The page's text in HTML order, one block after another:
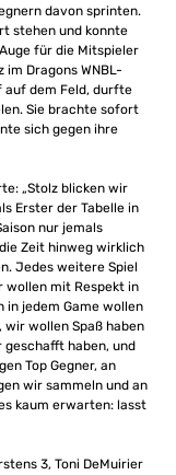
davon sprinten.
stehen und konnte
für die Mitspieler
Dragons WNBL-
auf dem Feld, durfte
Sie brachte sofort
sich gegen ihre
„Stolz blicken wir
Erster der Tabelle in
nur jemals
Zeit hinweg wirklich
Jedes weitere Spiel
wollen mit Respekt in
in jedem Game wollen
wollen Spaß haben
geschafft haben, und
Top Gegner, an
wir sammeln und an
kaum erwarten: lasst
3, Toni DeMuirier